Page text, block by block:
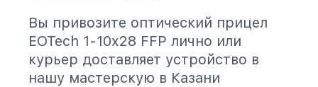
Вы привозите оптический прицел
EOTech 1-10x28 FFP лично или
курьер доставляет устройство в
нашу мастерскую в Казани